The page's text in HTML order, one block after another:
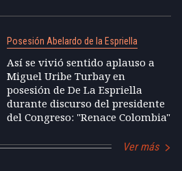
Posesión Abelardo de la Espriella
Así se vivió sentido aplauso a
Miguel Uribe Turbay en
posesión de De La Espriella
durante discurso del presidente
del Congreso: "Renace Colombia"
Ver más